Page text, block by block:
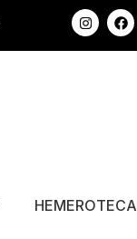
HEMEROTECA